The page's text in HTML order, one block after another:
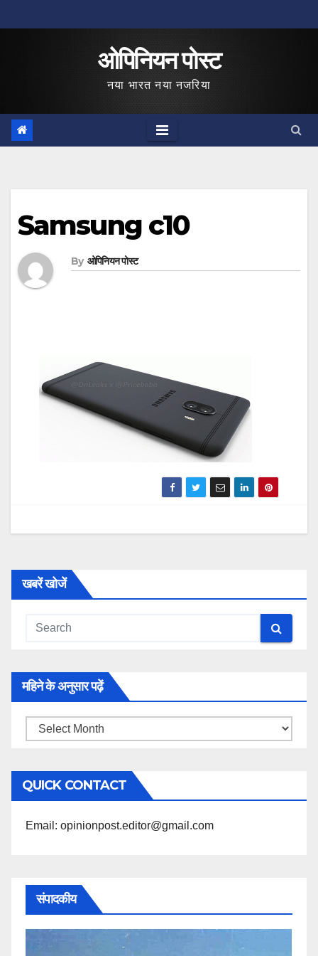
to
ओपिनियन पोस्ट
नया भारत नया नजरिया
Samsung c10
By ओपिनियन पोस्ट
खबरें खोजें
महिने के अनुसार पढ़ें
महिने
अनुसार
पढ़ें
QUICK CONTACT
Email: opinionpost.editor@gmail.com
संपादकीय